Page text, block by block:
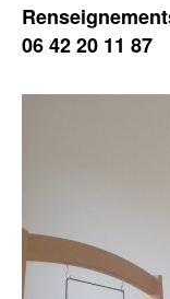
06 42 20 11 87